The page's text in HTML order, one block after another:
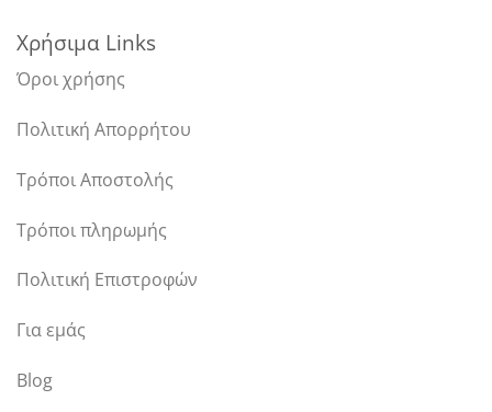
Χρήσιμα Links
Όροι χρήσης
Πολιτική Απορρήτου
Τρόποι Αποστολής
Τρόποι πληρωμής
Πολιτική Επιστροφών
Για εμάς
Blog